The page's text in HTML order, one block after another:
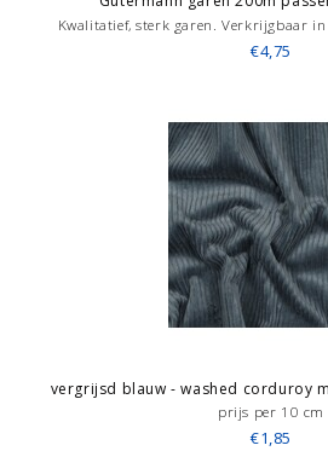
Kwalitatief, sterk garen. Verkrijgbaar in
€4,75
vergrijsd blauw - washed corduroy
prijs per 10 cm
€1,85